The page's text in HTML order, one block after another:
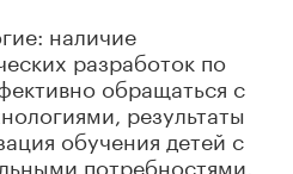
наличие
разработок по
обращаться с
результаты
обучения детей с
потребностями,